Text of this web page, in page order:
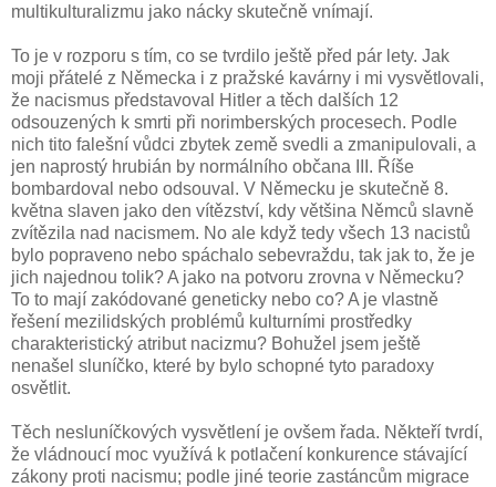
multikulturalizmu jako nácky skutečně vnímají.
To je v rozporu s tím, co se tvrdilo ještě před pár lety. Jak
moji přátelé z Německa i z pražské kavárny i mi vysvětlovali,
že nacismus představoval Hitler a těch dalších 12
odsouzených k smrti při norimberských procesech. Podle
nich tito falešní vůdci zbytek země svedli a zmanipulovali, a
jen naprostý hrubián by normálního občana III. Říše
bombardoval nebo odsouval. V Německu je skutečně 8.
května slaven jako den vítězství, kdy většina Němců slavně
zvítězila nad nacismem. No ale když tedy všech 13 nacistů
bylo popraveno nebo spáchalo sebevraždu, tak jak to, že je
jich najednou tolik? A jako na potvoru zrovna v Německu?
To to mají zakódované geneticky nebo co? A je vlastně
řešení mezilidských problémů kulturními prostředky
charakteristický atribut nacizmu? Bohužel jsem ještě
nenašel sluníčko, které by bylo schopné tyto paradoxy
osvětlit.
Těch nesluníčkových vysvětlení je ovšem řada. Někteří tvrdí,
že vládnoucí moc využívá k potlačení konkurence stávající
zákony proti nacismu; podle jiné teorie zastáncům migrace